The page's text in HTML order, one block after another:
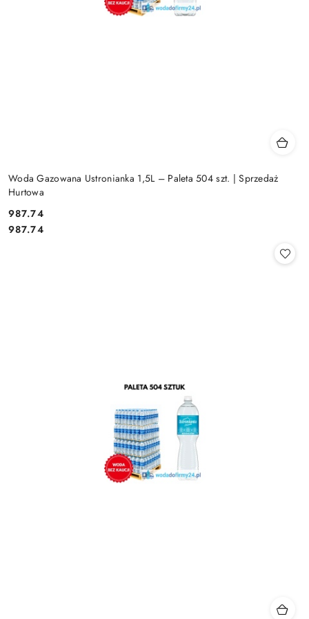
Woda Gazowana Ustronianka 1,5L – Paleta 504 szt. | Sprzedaż
Hurtowa
Cena:
987.74
Cena:
987.74